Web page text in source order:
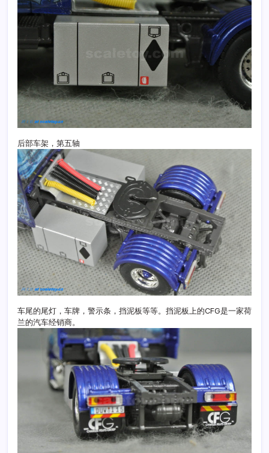
后部车架，第五轴
车尾的尾灯，车牌，警示条，挡泥板等等。挡泥板上的CFG是一家荷
兰的汽车经销商。